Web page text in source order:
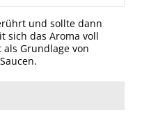
und sollte dann
sich das Aroma voll
Grundlage von